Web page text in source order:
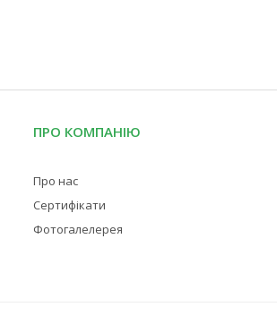
ПРО КОМПАНІЮ
Про нас
Сертифікати
Фотогалелерея